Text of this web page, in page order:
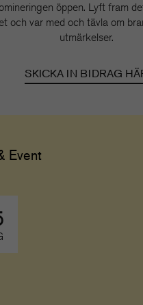
öppen. Lyft fram
och var med och tävla om
utmärkelser.
SKICKA IN BIDRAG
Event